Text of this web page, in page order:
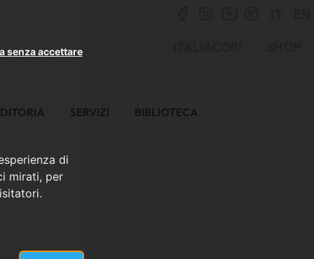
di
mirati, per
senza accettare
SERVIZI BIBLIOTECA